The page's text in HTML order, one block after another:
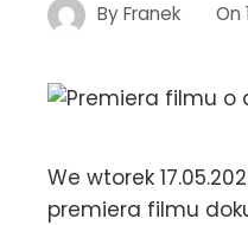
ByFranek On
We wtorek
premiera filmu